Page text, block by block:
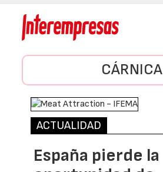
CÁRNICA
ACTUALIDAD
España pierde la